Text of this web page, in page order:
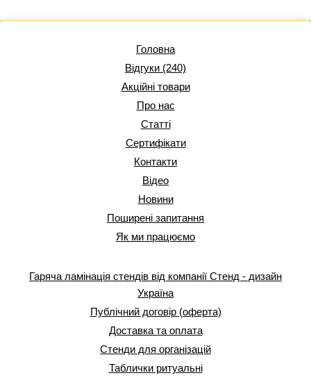
Головна
Відгуки (240)
Акційні товари
Про нас
Статті
Сертифікати
Контакти
Відео
Новини
Поширені запитання
Як ми працюємо
Гаряча ламінація стендів від компанії Стенд - дизайн
Україна
Публічний договір (оферта)
Доставка та оплата
Стенди для організацій
Таблички ритуальні